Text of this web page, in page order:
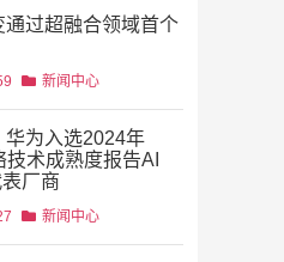
过超融合领域首个
新闻中心
华为入选2024年
术成熟度报告AI
厂商
新闻中心